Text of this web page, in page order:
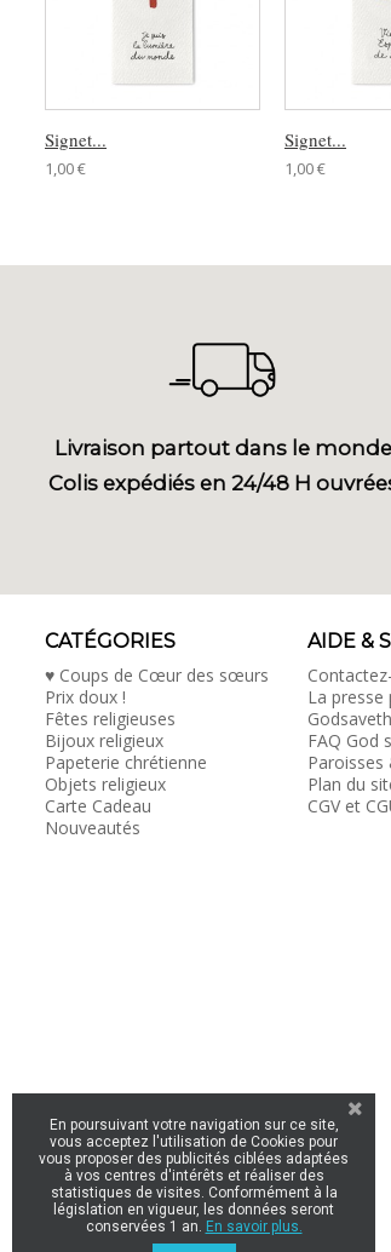
Signet...
1,00 €
Signet...
1,00 €
Livraison partout dans le monde
Colis expédiés en 24/48 H
CATÉGORIES
♥ Coups de Cœur des sœurs
Prix doux !
Fêtes religieuses
Bijoux religieux
Papeterie chrétienne
Objets religieux
Carte Cadeau
Nouveautés
AIDE &
La presse
FAQ God
Paroisses
Plan du
CGV et
En poursuivant votre navigation sur ce site,
vous acceptez l'utilisation de Cookies pour
vous proposer des publicités ciblées adaptées
à vos centres d'intérêts et réaliser des
statistiques de visites. Conformément à la
législation en vigueur, les données seront
conservées 1 an. En savoir plus.